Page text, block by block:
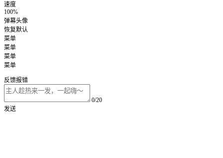
速度
100%
弹幕头像
恢复默认
菜单
菜单
菜单
菜单
反馈报错
0/20
发送